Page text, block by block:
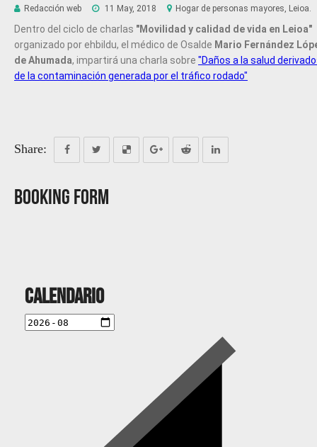
Redacción web 11 May, 2018 Hogar de personas mayores, Leioa.
Dentro del ciclo de charlas "Movilidad y calidad de vida en Leioa"
organizado por ehbildu, el médico de Osalde Mario Fernández
de Ahumada, impartirá una charla sobre "Daños a la salud
de la contaminación generada por el tráfico rodado"
Share:
Booking Form
Calendario